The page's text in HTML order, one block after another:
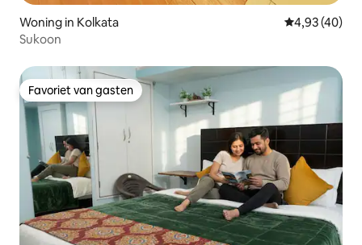
Woning in Kolkata Gemiddelde
4,93 (40)
Sukoon
Favoriet van gasten
Favoriet van gasten